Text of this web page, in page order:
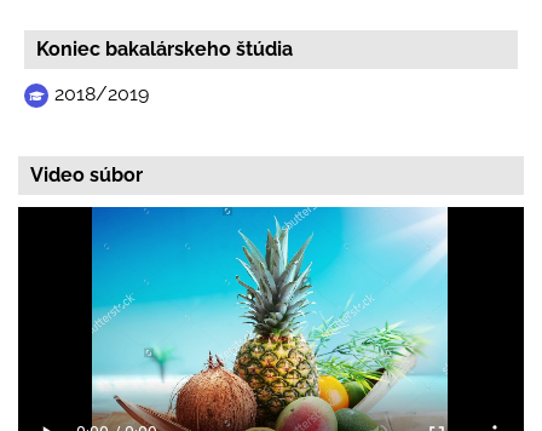
Koniec bakalárskeho štúdia
2018/2019
Video súbor